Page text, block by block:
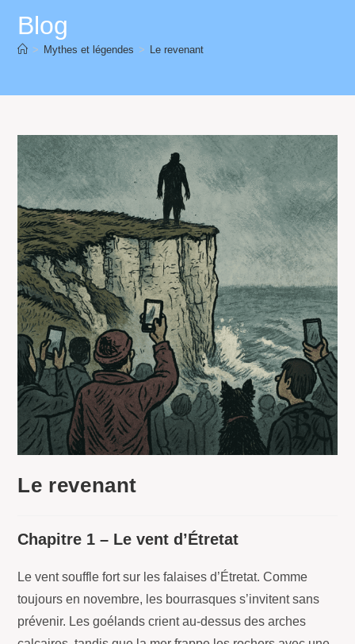
Blog
> Mythes et légendes > Le revenant
Le revenant
Chapitre 1 – Le vent d’Étretat
Le vent souffle fort sur les falaises d’Étretat. Comme
toujours en novembre, les bourrasques s’invitent sans
prévenir. Les goélands crient au-dessus des arches